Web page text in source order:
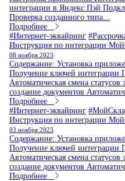
интеграции в Яндекс Пэй
Проверка созданного типа...
Подробнее
#Интернет-эквайринг
Инструкция по интеграции
08 ноября 2023
Содержание: Установка
Получение ключей интеграции
Автоматическая смена статусов
создание документов
Подробнее
#Интернет-эквайринг
Инструкция по интеграции
03 ноября 2023
Содержание: Установка
Получение ключей интеграции
Автоматическая смена статусов
создание документов
Подробнее